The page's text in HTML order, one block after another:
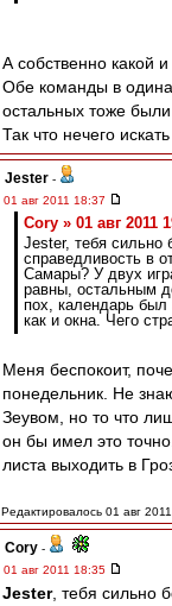
А собственно какой
Обе команды в
остальных тоже
Так что нечего
Jester -
01 авг 2011 18:37
Cory » 01 авг 2011
Jester, тебя сильно
справедливость в
Самары? У двух
равны, остальным
пох, календарь был
как и окна. Чего
Меня беспокоит,
понедельник. Не
Зеувом, но то что
он бы имел это
листа выходить в
Редактировалось 01 авг
Cory -
01 авг 2011 18:35
Jester, тебя сильно